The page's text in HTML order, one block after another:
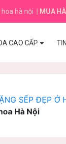
hà nội MUA
CAO CẤP
SẾP ĐẸP Ở
Hà Nội